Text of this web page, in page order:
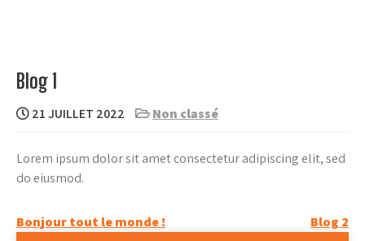
Blog 1
21 JUILLET 2022 Non classé
Lorem ipsum dolor sit amet consectetur adipiscing elit, sed
do eiusmod.
Navigation
Bonjour tout le monde ! Blog 2